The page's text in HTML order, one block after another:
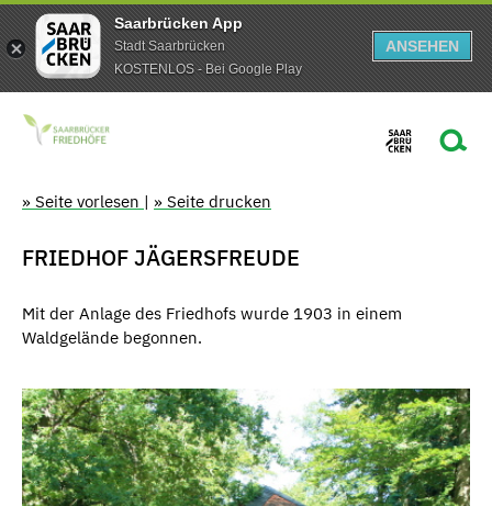
Saarbrücken App
Stadt Saarbrücken
KOSTENLOS - Bei Google Play
ANSEHEN
» Seite vorlesen | » Seite drucken
FRIEDHOF JÄGERSFREUDE
Mit der Anlage des Friedhofs wurde 1903 in einem
Waldgelände begonnen.